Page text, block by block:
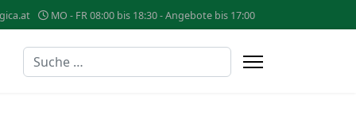
MO - FR 08:00 bis 18:30 - Angebote bis 17:00
Suchen